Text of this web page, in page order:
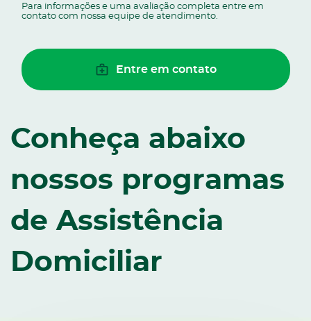
Para informações e uma avaliação completa entre em
contato com nossa equipe de atendimento.
Entre em contato
Conheça abaixo
nossos programas
de Assistência
Domiciliar